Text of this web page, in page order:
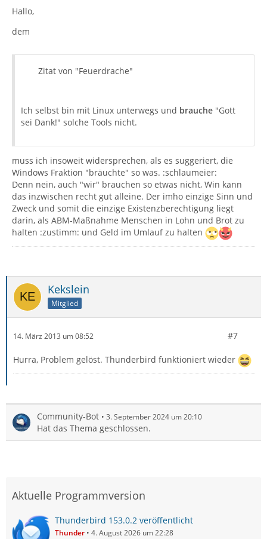
Hallo,
dem
Zitat von "Feuerdrache"
Ich selbst bin mit Linux unterwegs und brauche "Gott
sei Dank!" solche Tools nicht.
muss ich insoweit widersprechen, als es suggeriert, die
Windows Fraktion "bräuchte" so was. :schlaumeier:
Denn nein, auch "wir" brauchen so etwas nicht, Win kann
das inzwischen recht gut alleine. Der imho einzige Sinn und
Zweck und somit die einzige Existenzberechtigung liegt
darin, als ABM-Maßnahme Menschen in Lohn und Brot zu
halten :zustimm: und Geld im Umlauf zu halten
Kekslein
Mitglied
14. März 2013 um 08:52 #7
Hurra, Problem gelöst. Thunderbird funktioniert wieder
Community-Bot 3. September 2024 um 20:10
Hat das Thema geschlossen.
Aktuelle Programmversion
Thunderbird 153.0.2 veröffentlicht
Thunder 4. August 2026 um 22:28